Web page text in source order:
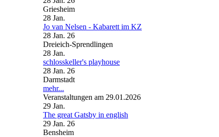
Griesheim
28 Jan.
Jo van Nelsen - Kabarett im KZ
28 Jan. 26
Dreieich-Sprendlingen
28 Jan.
schlosskeller's playhouse
28 Jan. 26
Darmstadt
mehr...
Veranstaltungen am 29.01.2026
29 Jan.
The great Gatsby in english
29 Jan. 26
Bensheim